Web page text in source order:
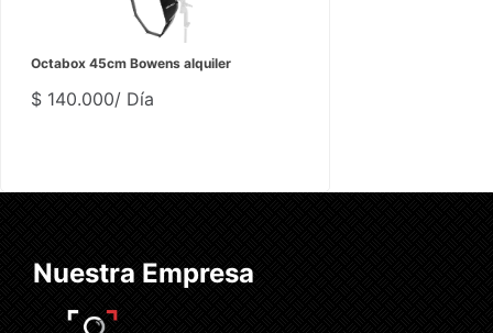
Octabox 45cm Bowens alquiler
$ 140.000/ Día
Nuestra Empresa